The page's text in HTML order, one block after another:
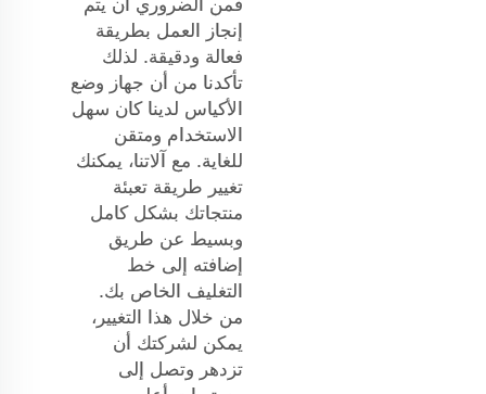
فمن الضروري أن يتم
إنجاز العمل بطريقة
فعالة ودقيقة. لذلك
تأكدنا من أن جهاز وضع
الأكياس لدينا كان سهل
الاستخدام ومتقن
للغاية. مع آلاتنا، يمكنك
تغيير طريقة تعبئة
منتجاتك بشكل كامل
وبسيط عن طريق
إضافته إلى خط
التغليف الخاص بك.
من خلال هذا التغيير،
يمكن لشركتك أن
تزدهر وتصل إلى